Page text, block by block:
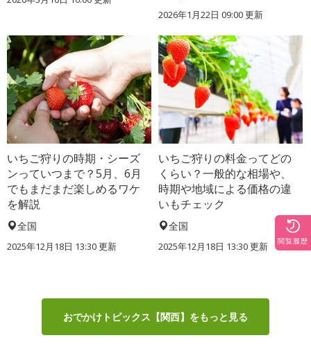
2026年1月22日 09:00 更新
いちご狩りの時期・シーズ
ンっていつまで？5月、6月
でもまだまだ楽しめるワケ
を解説
全国
2025年12月18日 13:30 更新
いちご狩りの料金ってどの
くらい？一般的な相場や、
時期や地域による価格の違
いもチェック
全国
2025年12月18日 13:30 更新
おでかけトピックス【関西】をもっと見る
閲覧履歴